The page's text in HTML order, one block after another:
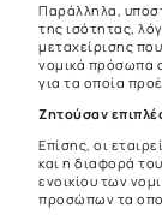
Παράλληλα,
της ισότητας,
μεταχείρισης
νομικά πρόσωπα
για τα οποία
Ζητούσαν
Επίσης, οι
και η διαφορά
ενοικίου των
προσώπων τα